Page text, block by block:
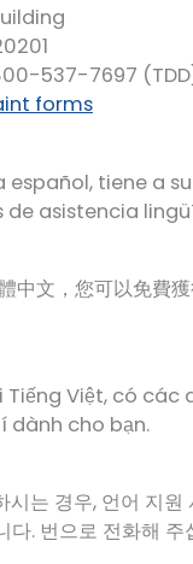
537-7697
forms
español, tiene a
de asistencia
中文，您可以免費
Tiếng Việt, có các
dành cho bạn.
시는 경우, 언어 지원
다. 번으로 전화해 주